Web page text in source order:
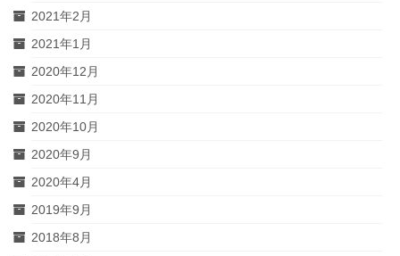
2021年2月
2021年1月
2020年12月
2020年11月
2020年10月
2020年9月
2020年4月
2019年9月
2018年8月